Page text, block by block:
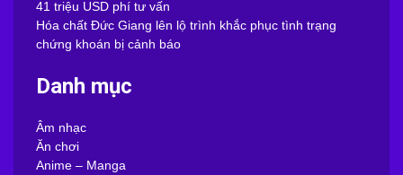
41 triệu USD phí tư vấn
Hóa chất Đức Giang lên lộ trình khắc phục tình trạng
chứng khoán bị cảnh báo
Danh mục
Âm nhạc
Ăn chơi
Anime – Manga